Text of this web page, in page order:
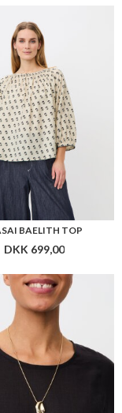
BAELITH TOP
DKK 699,00